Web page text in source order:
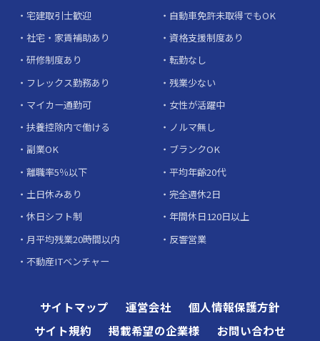
宅建取引士歓迎
自動車免許未取得でもOK
社宅・家賃補助あり
資格支援制度あり
研修制度あり
転勤なし
フレックス勤務あり
残業少ない
マイカー通勤可
女性が活躍中
扶養控除内で働ける
ノルマ無し
副業OK
ブランクOK
離職率5％以下
平均年齢20代
土日休みあり
完全週休2日
休日シフト制
年間休日120日以上
月平均残業20時間以内
反響営業
不動産ITベンチャー
サイトマップ 運営会社
個人情報保護方針
サイト規約
掲載希望の企業様 お問い合わせ